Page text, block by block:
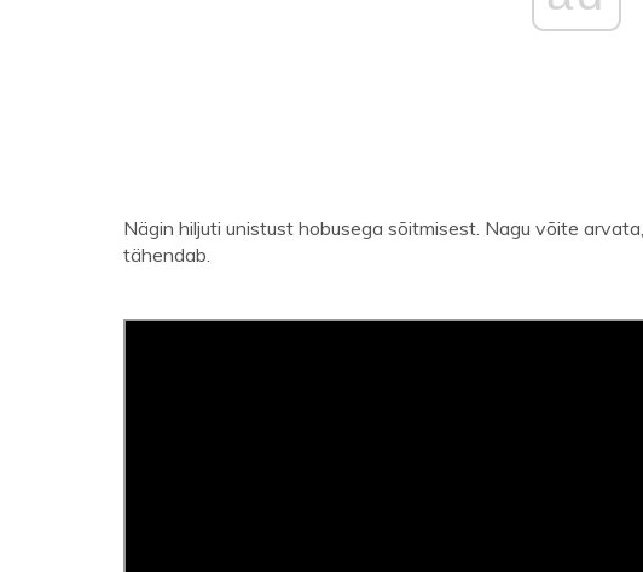
Nägin hiljuti unistust hobusega sõitmisest. Nagu võite
tähendab.